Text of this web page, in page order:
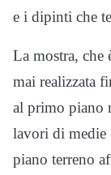
e i dipinti che
La mostra, che
mai realizzata
al primo piano
lavori di medie
piano terreno